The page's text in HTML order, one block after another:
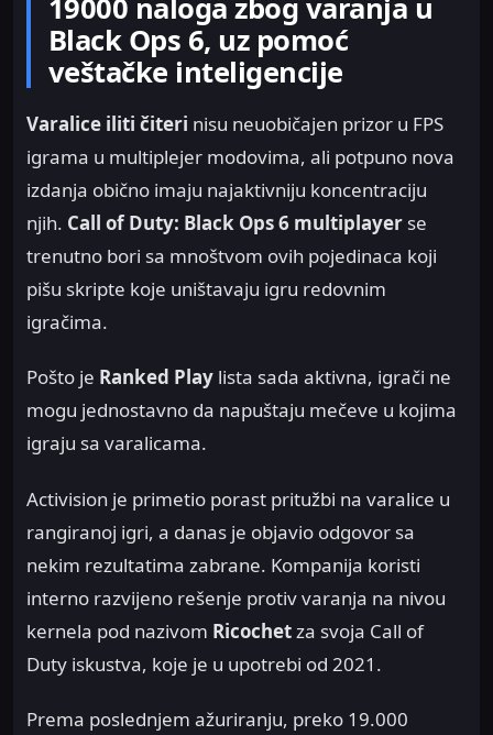
19000 naloga zbog varanja u
Black Ops 6, uz pomoć
veštačke inteligencije
Varalice iliti čiteri nisu neuobičajen prizor u FPS
igrama u multiplejer modovima, ali potpuno nova
izdanja obično imaju najaktivniju koncentraciju
njih. Call of Duty: Black Ops 6 multiplayer se
trenutno bori sa mnoštvom ovih pojedinaca koji
pišu skripte koje uništavaju igru redovnim
igračima.
Pošto je Ranked Play lista sada aktivna, igrači ne
mogu jednostavno da napuštaju mečeve u kojima
igraju sa varalicama.
Activision je primetio porast pritužbi na varalice u
rangiranoj igri, a danas je objavio odgovor sa
nekim rezultatima zabrane. Kompanija koristi
interno razvijeno rešenje protiv varanja na nivou
kernela pod nazivom Ricochetza svoja Call of
Duty iskustva, koje je u upotrebi od 2021.
Prema poslednjem ažuriranju, preko 19.000